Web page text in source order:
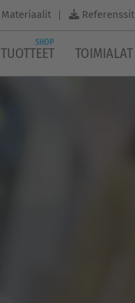
Materiaalit Referenssit
TUOTTEET
SHOP
TOIMIALAT